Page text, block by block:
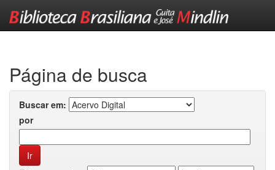
Página de busca
Buscar em:
por